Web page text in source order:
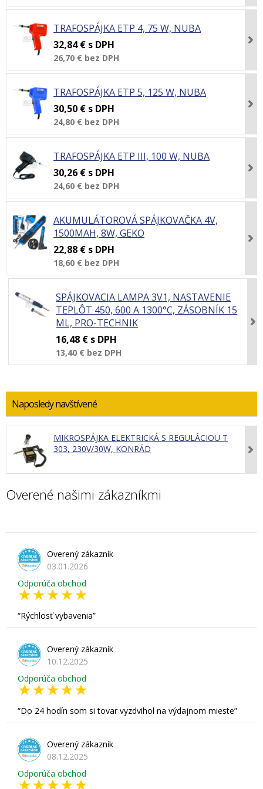
TRAFOSPÁJKA ETP 4, 75 W, NUBA
32,84 € s DPH
26,70 € bez DPH
TRAFOSPÁJKA ETP 5, 125 W, NUBA
30,50 € s DPH
24,80 € bez DPH
TRAFOSPÁJKA ETP III, 100 W, NUBA
30,26 € s DPH
24,60 € bez DPH
AKUMULÁTOROVÁ SPÁJKOVAČKA 4V,
1500MAH, 8W, GEKO
22,88 € s DPH
18,60 € bez DPH
SPÁJKOVACIA LAMPA 3V1, NASTAVENIE
TEPLÔT 450, 600 A 1300°C, ZÁSOBNÍK 15
ML, PRO-TECHNIK
16,48 € s DPH
13,40 € bez DPH
Naposledy navštívené
MIKROSPÁJKA ELEKTRICKÁ S REGULÁCIOU T
303, 230V/30W, KONRÁD
Overené našimi zákazníkmi
Overený zákazník
03.01.2026
Odporúča obchod
Rýchlosť vybavenia
Overený zákazník
10.12.2025
Odporúča obchod
Do 24 hodín som si tovar vyzdvihol na výdajnom mieste
Overený zákazník
08.12.2025
Odporúča obchod